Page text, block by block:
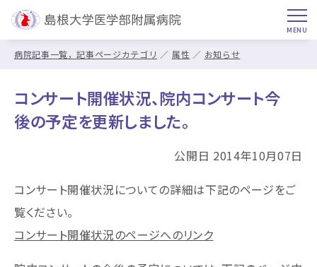
病院記事一覧，記事ページカテゴリ 属性 お知らせ
コンサート開催状況、院内コンサート今
後の予定を更新しました。
公開日 2014年10月07日
コンサート開催状況についての詳細は下記のページをご
覧ください。
コンサート開催状況のページへのリンク